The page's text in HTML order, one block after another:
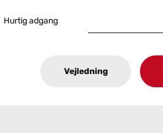
Hurtig adgang
Vejledning